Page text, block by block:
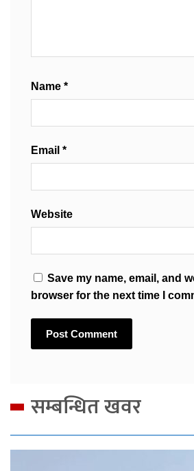
Name *
Email *
Website
Save my name, email, and
browser for the next time I
सम्बन्धित खवर